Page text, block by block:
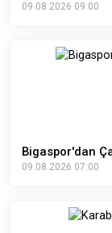
09.08.2026 09:00
Bigaspor'dan
09.08.2026 07:00